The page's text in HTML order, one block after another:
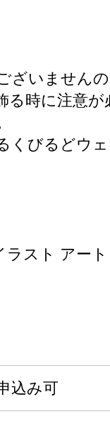
ざいませんの
時に注意が
びるどウ
スト アー
込み可